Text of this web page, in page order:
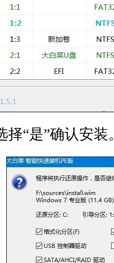
择“是”确认安装